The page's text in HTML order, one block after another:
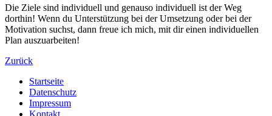
Die Ziele sind individuell und genauso individuell ist der Weg
dorthin! Wenn du Unterstützung bei der Umsetzung oder bei der
Motivation suchst, dann freue ich mich, mit dir einen individuellen
Plan auszuarbeiten!
Zurück
Startseite
Datenschutz
Impressum
Kontakt